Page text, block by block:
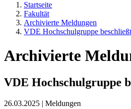
Startseite
Fakultät
Archivierte Meldungen
VDE Hochschulgruppe
Archivierte
VDE Hochschulgruppe
26.03.2025 | Meldungen